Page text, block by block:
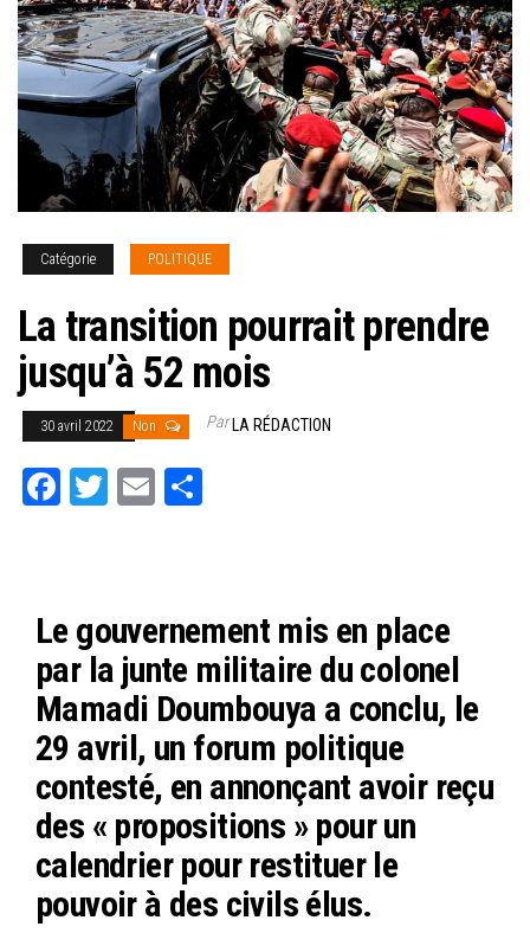
Catégorie POLITIQUE
La transition pourrait prendre
jusqu’à 52 mois
30 avril 2022 Non ParLA RÉDACTION
Fa
T
E
Le gouvernement mis en place
par la junte militaire du colonel
Mamadi Doumbouya a conclu, le
29 avril, un forum politique
contesté, en annonçant avoir reçu
des « propositions » pour un
calendrier pour restituer le
pouvoir à des civils élus.